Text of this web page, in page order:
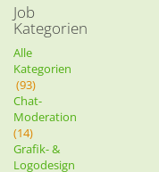
Job
Kategorien
Alle
Kategorien
(93)
Chat-
Moderation
(14)
Grafik- &
Logodesign